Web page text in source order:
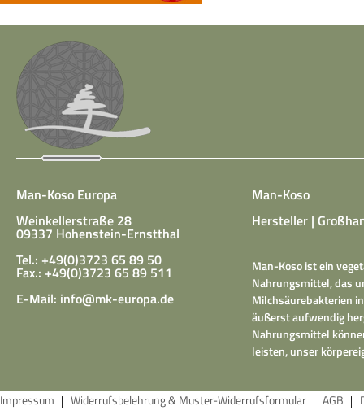
Man-Koso Europa
Weinkellerstraße 28
09337 Hohenstein-Ernstthal
Tel.: +49(0)3723 65 89 50
Fax.: +49(0)3723 65 89 511
E-Mail: info@mk-europa.de
Man-Koso
Hersteller |
Man-Koso ist ein
Nahrungsmittel, das
Milchsäurebakterien
äußerst aufwendig
Nahrungsmittel
leisten, unser
Impressum Widerrufsbelehrung & Muster-Widerrufsformular AGB